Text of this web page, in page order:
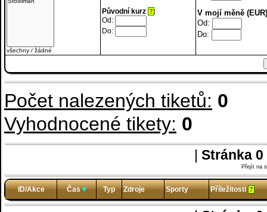
všechny / žádné
Původní kurz ?
:
Od:
Do:
V mojí měně
Od:
Do:
Počet nalezených tiketů: 0
Vyhodnocené tikety: 0
| Stránka 0
Přejít na
ID/Akce Čas Typ Zdroje Sporty Příležitosti ?